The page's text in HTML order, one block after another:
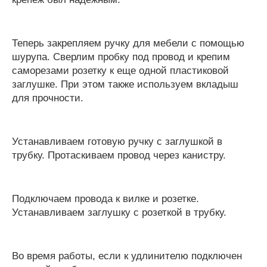
Теперь закрепляем ручку для мебели с помощью
шурупа. Сверлим пробку под провод и крепим
саморезами розетку к еще одной пластиковой
заглушке. При этом также используем вкладыш
для прочности.
Устанавливаем готовую ручку с заглушкой в
трубку. Протаскиваем провод через канистру.
Подключаем провода к вилке и розетке.
Устанавливаем заглушку с розеткой в трубку.
Во время работы, если к удлинителю подключен